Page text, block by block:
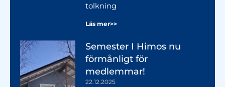
tolkning
Läs mer>>
Semester I Himos nu
förmånligt för
medlemmar!
22.12.2025